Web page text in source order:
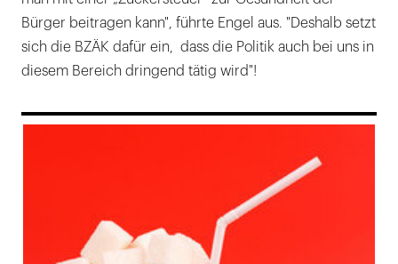
Bürger beitragen kann", führte Engel aus. "Deshalb setzt
sich die BZÄK dafür ein, dass die Politik auch bei uns in
diesem Bereich dringend tätig wird"!